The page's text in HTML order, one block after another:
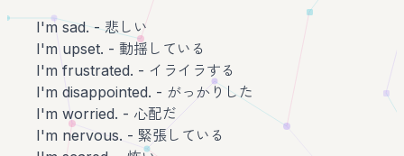
I'm sad. - 悲しい
I'm upset. - 動揺している
I'm frustrated. - イライラする
I'm disappointed. - がっかりした
I'm worried. - 心配だ
I'm nervous. - 緊張している